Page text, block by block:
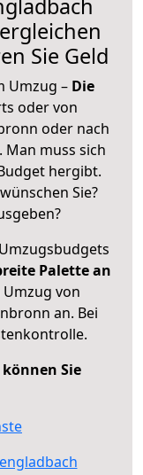
Sie Geld
Umzug – Die
oder von
oder nach
. Man muss sich
hergibt.
Sie?
Palette an
von
an. Bei
Sie